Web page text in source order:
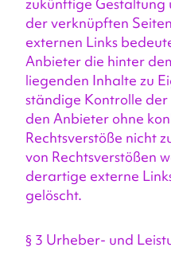
der verknüpften
externen Links
Anbieter die hinter
liegenden Inhalte zu
ständige Kontrolle
den Anbieter ohne
Rechtsverstöße nicht
von Rechtsverstößen
derartige externe
gelöscht.
§ 3 Urheber- und